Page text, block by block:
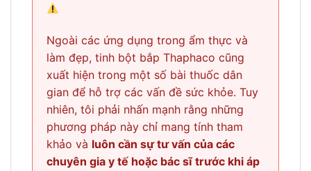
Ngoài các ứng dụng trong ẩm thực và
làm đẹp, tinh bột bắp Thaphaco cũng
xuất hiện trong một số bài thuốc dân
gian để hỗ trợ các vấn đề sức khỏe. Tuy
nhiên, tôi phải nhấn mạnh rằng những
phương pháp này chỉ mang tính tham
khảo và luôn cần sự tư vấn của các
chuyên gia y tế hoặc bác sĩ trước khi áp